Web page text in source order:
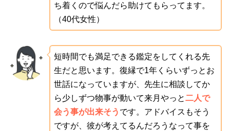
ち着くので悩んだら助けてもらってます。
（40代女性）
短時間でも満足できる鑑定をしてくれる先
生だと思います。復縁で1年くらいずっとお
世話になっていますが、先生に相談してか
ら少しずつ物事が動いて来月やっと二人で
会う事が出来そう です。アドバイスもそう
ですが、彼が考えてるんだろうなって事を